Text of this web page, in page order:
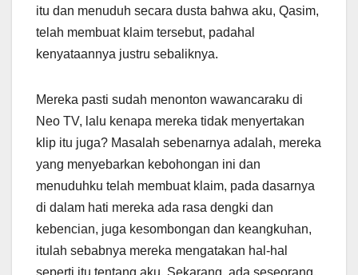
itu dan menuduh secara dusta bahwa aku, Qasim,
telah membuat klaim tersebut, padahal
kenyataannya justru sebaliknya.
Mereka pasti sudah menonton wawancaraku di
Neo TV, lalu kenapa mereka tidak menyertakan
klip itu juga? Masalah sebenarnya adalah, mereka
yang menyebarkan kebohongan ini dan
menuduhku telah membuat klaim, pada dasarnya
di dalam hati mereka ada rasa dengki dan
kebencian, juga kesombongan dan keangkuhan,
itulah sebabnya mereka mengatakan hal-hal